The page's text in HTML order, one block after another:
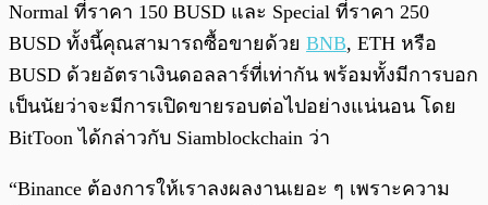
Normal ที่ราคา 150 BUSD และ Special ที่ราคา 250
BUSD ทั้งนี้คุณสามารถซื้อขายด้วย BNB, ETH หรือ
BUSD ด้วยอัตราเงินดอลลาร์ที่เท่ากัน พร้อมทั้งมีการบอก
เป็นนัยว่าจะมีการเปิดขายรอบต่อไปอย่างแน่นอน โดย
BitToon ได้กล่าวกับ Siamblockchain ว่า
“Binance ต้องการให้เราลงผลงานเยอะ ๆ เพราะความ